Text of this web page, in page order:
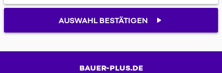
AUSWAHL BESTÄTIGEN
BAUER-PLUS.DE